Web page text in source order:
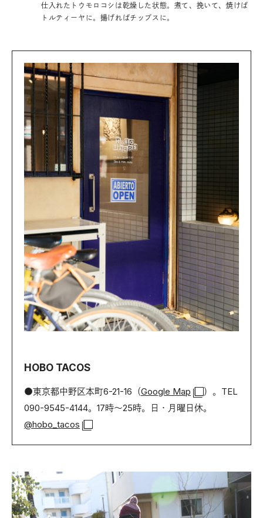
仕入れたトウモロコシは乾燥した状態。煮て、挽いて、焼けば
トルティーヤに。揚げればチップスに。
HOBO TACOS
●東京都中野区本町6-21-16（Google Map
）。TEL
090-9545-4144。17時〜25時。日・月曜日休。
@hobo_tacos